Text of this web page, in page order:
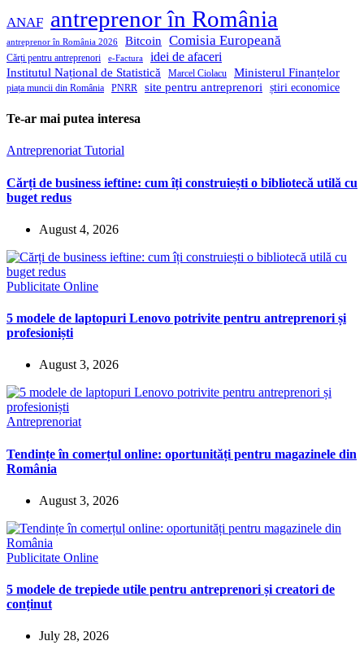
ANAF antreprenor în România
antreprenor în România 2026 Bitcoin Comisia Europeană
Cărți pentru antreprenori e-Factura idei de afaceri
Institutul Național de Statistică Marcel Ciolacu Ministerul Finanțelor
piața muncii din România PNRR site pentru antreprenori știri economice
Te-ar mai putea interesa
Antreprenoriat Tutorial
Cărți de business ieftine: cum îți construiești o bibliotecă utilă cu
buget redus
August 4, 2026
Publicitate Online
5 modele de laptopuri Lenovo potrivite pentru antreprenori și
profesioniști
August 3, 2026
Antreprenoriat
Tendințe în comerțul online: oportunități pentru magazinele din
România
August 3, 2026
Publicitate Online
5 modele de trepiede utile pentru antreprenori și creatori de
conținut
July 28, 2026